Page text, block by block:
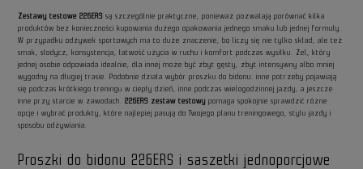
Zestawy testowe 226ERS są szczególnie praktyczne, ponieważ pozwalają porównać kilka
produktów bez konieczności kupowania dużego opakowania jednego smaku lub jednej formuły.
W przypadku odżywek sportowych ma to duże znaczenie, bo liczy się nie tylko skład, ale też
smak, słodycz, konsystencja, łatwość użycia w ruchu i komfort podczas wysiłku. Żel, który
jednej osobie odpowiada idealnie, dla innej może być zbyt gęsty, zbyt intensywny albo mniej
wygodny na długiej trasie. Podobnie działa wybór proszku do bidonu: inne potrzeby pojawiają
się podczas krótkiego treningu w ciepły dzień, inne podczas wielogodzinnej jazdy, a jeszcze
inne przy starcie w zawodach.226ERS zestaw testowy pomaga spokojnie sprawdzić różne
opcje i wybrać produkty, które najlepiej pasują do Twojego planu treningowego, stylu jazdy i
sposobu odżywiania.
Proszki do bidonu 226ERS i saszetki jednoporcjowe